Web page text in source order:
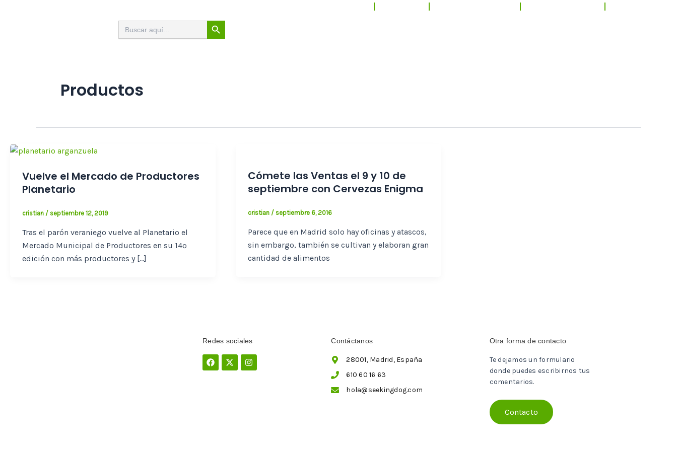
Buscar: Botón de búsqueda
Productos
Vuelve el Mercado de Productores
Planetario
cristian / septiembre 12, 2019
Tras el parón veraniego vuelve al Planetario el
Mercado Municipal de Productores en su 14º
edición con más productores y […]
Cómete las Ventas el 9 y 10 de
septiembre con Cervezas Enigma
cristian / septiembre 6, 2016
Parece que en Madrid solo hay oficinas y atascos,
sin embargo, también se cultivan y elaboran gran
cantidad de alimentos
Redes sociales
Facebook
X-
twitter
Instagram
Contáctanos
28001, Madrid, España
610 60 16 63
hola@seekingdog.com
Otra forma de contacto
Te dejamos un formulario
donde puedes escribirnos tus
comentarios.
Contacto